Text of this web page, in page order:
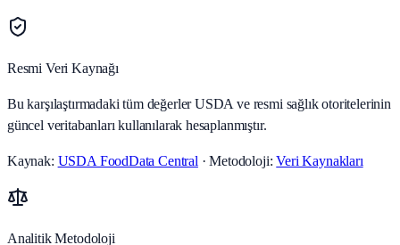
Resmi Veri Kaynağı
Bu karşılaştırmadaki tüm değerler USDA ve resmi sağlık otoritelerinin
güncel veritabanları kullanılarak hesaplanmıştır.
Kaynak: USDA FoodData Central · Metodoloji:Veri Kaynakları
Analitik Metodoloji